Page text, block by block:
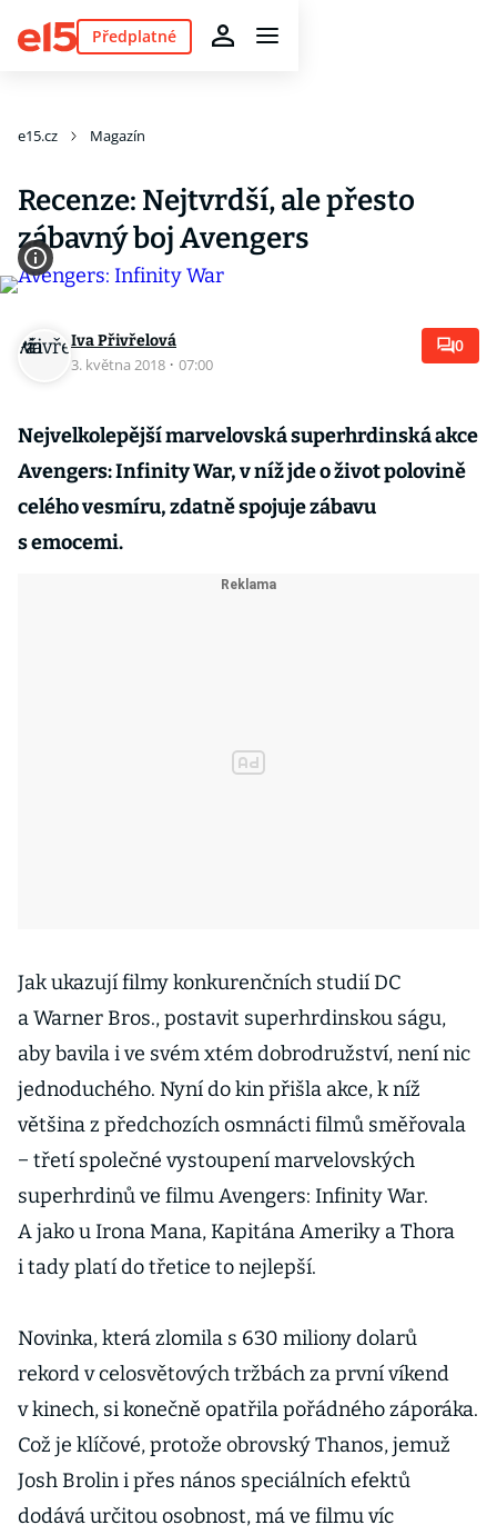
Předplatné
e15.cz Magazín
Recenze: Nejtvrdší, ale přesto
zábavný boj Avengers
Iva Přivřelová
3. května 2018 · 07:00
0
Nejvelkolepější marvelovská superhrdinská akce
Avengers: Infinity War, v níž jde o život polovině
celého vesmíru, zdatně spojuje zábavu
s emocemi.
Jak ukazují filmy konkurenčních studií DC
a Warner Bros., postavit superhrdinskou ságu,
aby bavila i ve svém xtém dobrodružství, není nic
jednoduchého. Nyní do kin přišla akce, k níž
většina z předchozích osmnácti filmů směřovala
− třetí společné vystoupení marvelovských
superhrdinů ve filmu Avengers: Infinity War.
A jako u Irona Mana, Kapitána Ameriky a Thora
i tady platí do třetice to nejlepší.
Novinka, která zlomila s 630 miliony dolarů
rekord v celosvětových tržbách za první víkend
v kinech, si konečně opatřila pořádného záporáka.
Což je klíčové, protože obrovský Thanos, jemuž
Josh Brolin i přes nános speciálních efektů
dodává určitou osobnost, má ve filmu víc